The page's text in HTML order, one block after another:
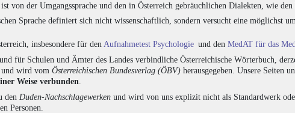
von der Umgangssprache und den in Österreich gebräuchlichen Dialekten, wie
Sprache definiert sich nicht wissenschaftlich, sondern versucht eine möglichst
insbesondere für den Aufnahmetest Psychologie und den MedAT für das
für Schulen und Ämter des Landes verbindliche Österreichische Wörterbuch,
und wird vom Österreichischen Bundesverlag (ÖBV) herausgegeben. Unsere Seiten
Weise verbunden
den Duden-Nachschlagewerken und wird von uns explizit nicht als Standardwerk
Personen.